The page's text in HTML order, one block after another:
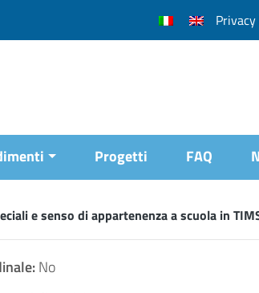
Progetti FAQ
e senso di appartenenza a scuola in
No